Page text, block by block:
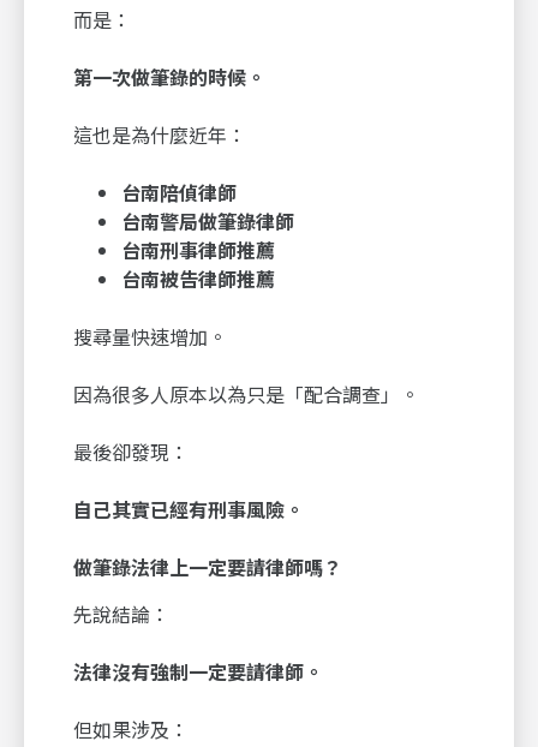
而是：
第一次做筆錄的時候。
這也是為什麼近年：
台南陪偵律師
台南警局做筆錄律師
台南刑事律師推薦
台南被告律師推薦
搜尋量快速增加。
因為很多人原本以為只是「配合調查」。
最後卻發現：
自己其實已經有刑事風險。
做筆錄法律上一定要請律師嗎？
先說結論：
法律沒有強制一定要請律師。
但如果涉及：